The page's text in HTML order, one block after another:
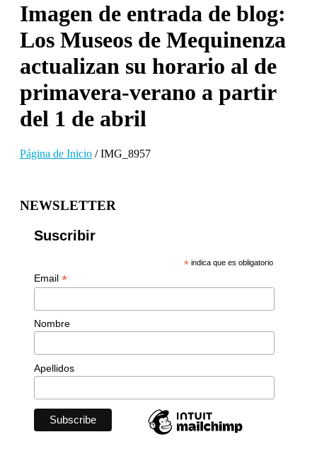
Imagen de entrada de blog:
Los Museos de Mequinenza
actualizan su horario al de
primavera-verano a partir
del 1 de abril
Página de Inicio /IMG_8957
NEWSLETTER
Suscribir
*indica que es obligatorio
Email *
Nombre
Apellidos